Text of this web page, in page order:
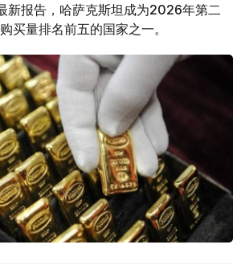
新报告，哈萨克斯坦成为2026年第二
买量排名前五的国家之一。